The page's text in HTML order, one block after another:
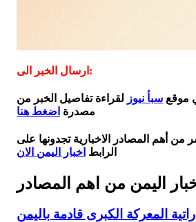
ارسال الخبر الى:
موقع سبأ نيوز لقراءة تفاصيل الخبر من
مصدرة اضغط هنا
من أهم المصادر الاخبارية تجدونها على
الرابط اخبار اليمن الان
اليمن من اهم المصادر
المعركة الكبرى قادمة باليمن